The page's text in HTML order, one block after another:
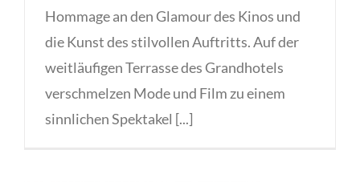
Hommage an den Glamour des Kinos und
die Kunst des stilvollen Auftritts. Auf der
weitläufigen Terrasse des Grandhotels
verschmelzen Mode und Film zu einem
sinnlichen Spektakel [...]